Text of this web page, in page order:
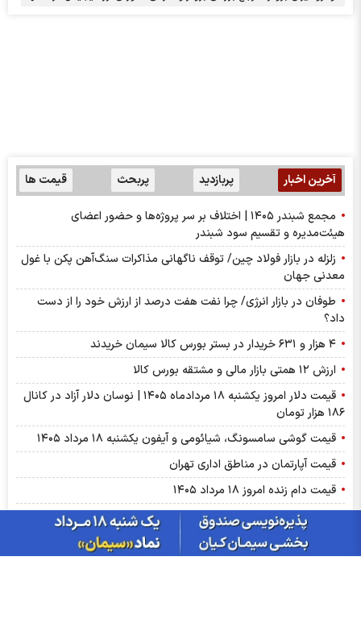
آخرین اخبار پربازدید پربحث قیمت ها
مجمع شبندر ۱۴۰۵ | اختلاف بر سر پروژه‌ها و حضور اعضای
هیئت‌مدیره و تقسیم سود شبندر
زلزله در بازار فولاد چین/ توقف ناگهانی مذاکرات سنگ‌آهن پکن با غول
معدنی جهان
طوفان در بازار انرژی/ چرا نفت هفت درصد از ارزش خود را از دست
داد؟
ارزش ۱۲ همتی بازار مالی و مشتقه بورس کالا
قیمت دلار امروز یکشنبه ۱۸ مردادماه ۱۴۰۵ | نوسان دلار آزاد در کانال
۱۸۶ هزار تومان
قیمت گوشی سامسونگ، شیائومی و آیفون یکشنبه ۱۸ مرداد ۱۴۰۵
قیمت آپارتمان در مناطق اداری تهران
قیمت دام زنده امروز ۱۸ مرداد ۱۴۰۵
قیمت گوشت قرمز امروز ۱۸ مرداد ۱۴۰۵
قیمت انواع مصالح ساختمانی امروز ۱۸ مرداد ۱۴۰۵